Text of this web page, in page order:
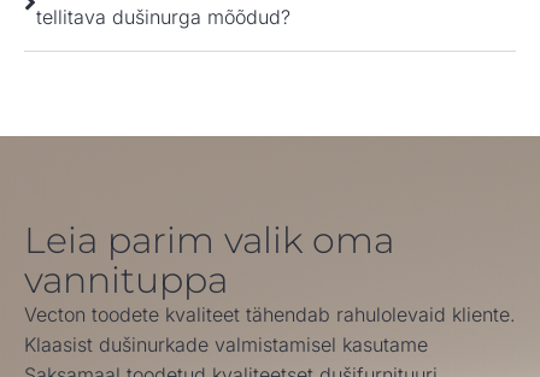
tellitava dušinurga mõõdud?
Leia parim valik oma
vannituppa
Vecton toodete kvaliteet tähendab rahulolevaid kliente.
Klaasist dušinurkade valmistamisel kasutame